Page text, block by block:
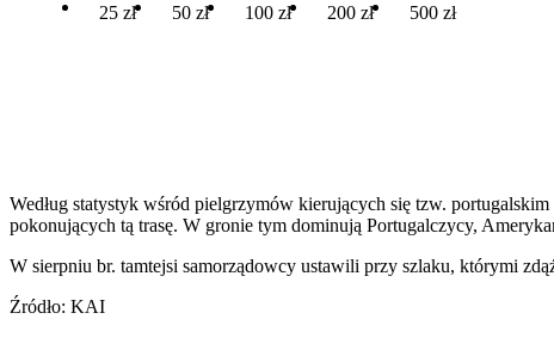
25 zł 50 zł 100 zł 200 zł 500 zł
Według statystyk wśród pielgrzymów kierujących się tzw.
pokonujących tą trasę. W gronie tym dominują Portugalczycy,
W sierpniu br. tamtejsi samorządowcy ustawili przy szlaku, którymi
Źródło: KAI